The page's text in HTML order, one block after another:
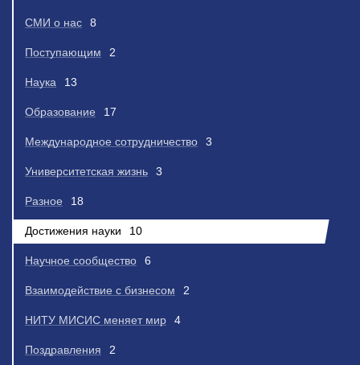
СМИ о нас 8
Поступающим 2
Наука 13
Образование 17
Международное сотрудничество 3
Университетская жизнь 3
Разное 18
Достижения науки 10
Научное сообщество 6
Взаимодействие с бизнесом 2
НИТУ МИСИС меняет мир 4
Поздравления 2